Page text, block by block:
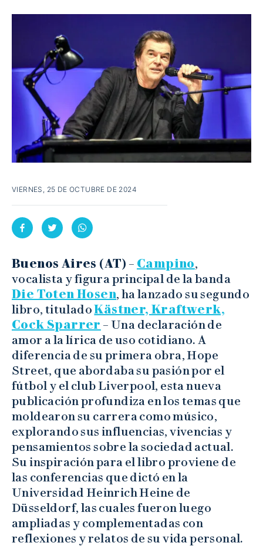
VIERNES, 25 DE OCTUBRE DE 2024
Buenos Aires (AT) – Campino,
vocalista y figura principal de la banda
Die Toten Hosen, ha lanzado su segundo
libro, tituladoKästner, Kraftwerk,
Cock Sparrer – Una declaración de
amor a la lírica de uso cotidiano. A
diferencia de su primera obra, Hope
Street, que abordaba su pasión por el
fútbol y el club Liverpool, esta nueva
publicación profundiza en los temas que
moldearon su carrera como músico,
explorando sus influencias, vivencias y
pensamientos sobre la sociedad actual.
Su inspiración para el libro proviene de
las conferencias que dictó en la
Universidad Heinrich Heine de
Düsseldorf, las cuales fueron luego
ampliadas y complementadas con
reflexiones y relatos de su vida personal.